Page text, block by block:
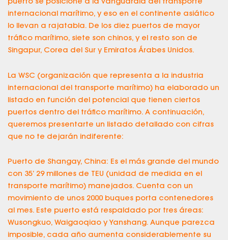
puerto se posicione a la vanguardia del transporte
internacional marítimo, y eso en el continente asiático
lo llevan a rajatabla. De los diez puertos de mayor
tráfico marítimo, siete son chinos, y el resto son de
Singapur, Corea del Sur y Emiratos Árabes Unidos.
La WSC (organización que representa a la industria
internacional del transporte marítimo) ha elaborado un
listado en función del potencial que tienen ciertos
puertos dentro del tráfico marítimo. A continuación,
queremos presentarte un listado detallado con cifras
que no te dejarán indiferente:
Puerto de Shangay, China: Es el más grande del mundo
con 35’ 29 millones de TEU (unidad de medida en el
transporte marítimo) manejados. Cuenta con un
movimiento de unos 2000 buques porta contenedores
al mes. Este puerto está respaldado por tres áreas:
Wusongkuo, Waigaoqiao y Yanshang. Aunque parezca
imposible, cada año aumenta considerablemente su